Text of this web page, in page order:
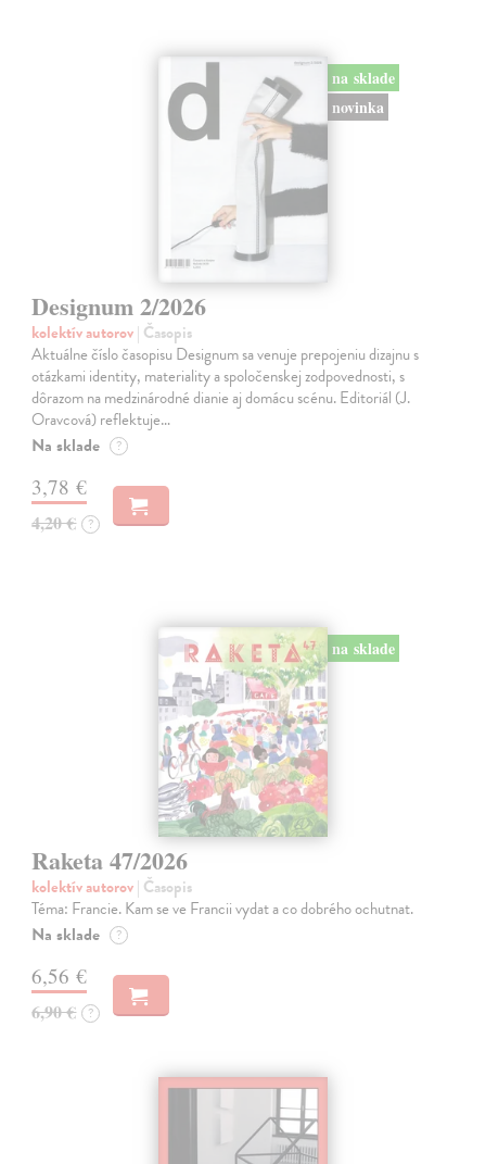
na sklade
novinka
Designum 2/2026
kolektív autorov| Časopis
Aktuálne číslo časopisu Designum sa venuje prepojeniu dizajnu s
otázkami identity, materiality a spoločenskej zodpovednosti, s
dôrazom na medzinárodné dianie aj domácu scénu. Editoriál (J.
Oravcová) reflektuje…
Na sklade ?
3,78 €
4,20 € ?
na sklade
Raketa 47/2026
kolektív autorov| Časopis
Téma: Francie. Kam se ve Francii vydat a co dobrého ochutnat.
Na sklade ?
6,56 €
6,90 € ?